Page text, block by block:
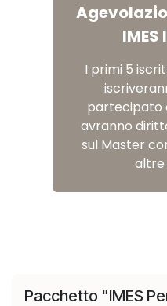
I primi 5
partecipato
avranno
sul Master
altre
Pacchetto "IMES